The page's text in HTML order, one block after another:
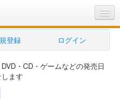
登録 ログイン
・CD・ゲームなどの発売日
ます